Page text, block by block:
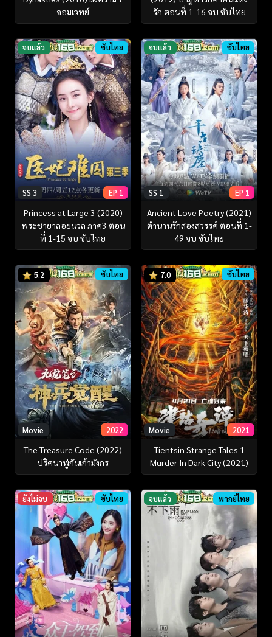
จอมเวทย์
รัก ตอนที่ 1-16 จบ ซับไทย
จบแล้ว ซับไทย
SS 3 EP 1
Princess at Large 3 (2020)
พระชายาลอยนวล ภาค3 ตอน
ที่ 1-15 จบ ซับไทย
จบแล้ว ซับไทย
SS 1 EP 1
Ancient Love Poetry (2021)
ตำนานรักสองสวรรค์ ตอนที่ 1-
49 จบ ซับไทย
5.2 ซับไทย
Movie 2022
The Treasure Code (2022)
ปริศนาพู่กันเก้ามังกร
7.0 ซับไทย
Movie 2021
Tientsin Strange Tales 1
Murder In Dark City (2021)
ยังไม่จบ ซับไทย จบแล้ว พากย์ไทย